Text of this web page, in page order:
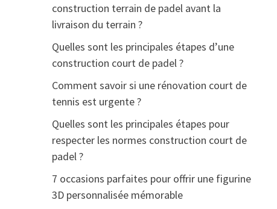
construction terrain de padel avant la
livraison du terrain ?
Quelles sont les principales étapes d’une
construction court de padel ?
Comment savoir si une rénovation court de
tennis est urgente ?
Quelles sont les principales étapes pour
respecter les normes construction court de
padel ?
7 occasions parfaites pour offrir une figurine
3D personnalisée mémorable